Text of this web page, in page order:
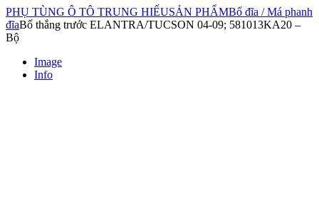
PHỤ TÙNG Ô TÔ TRUNG HIẾUSẢN PHẨMBố đĩa / Má phanh
đĩaBố thắng trước ELANTRA/TUCSON 04-09; 581013KA20 –
Bộ
Image
Info